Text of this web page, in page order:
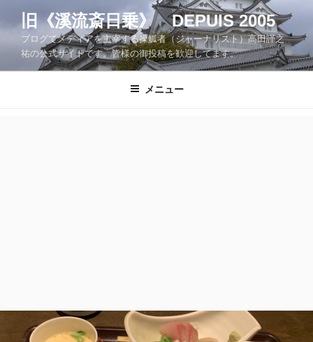
ツ
旧《溪流斎日乗》 DEPUIS 2005
ブログでメディアを主宰する操觚者（ジャーナリスト）高田謹之
祐の公式サイトです。皆様の御投稿を歓迎してます。
メニュー